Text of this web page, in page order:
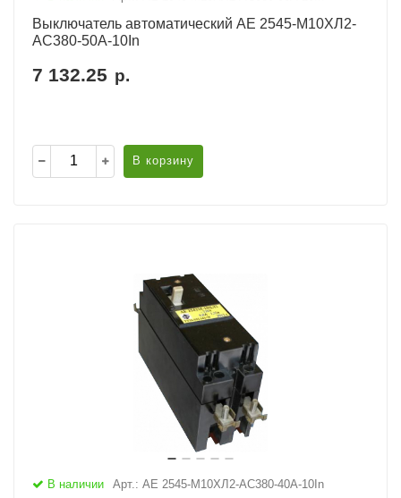
Выключатель автоматический АЕ 2545-М10ХЛ2-
AC380-50А-10In
7 132.25 р.
В корзину
В наличии Арт.: АЕ 2545-М10ХЛ2-AC380-40А-10In